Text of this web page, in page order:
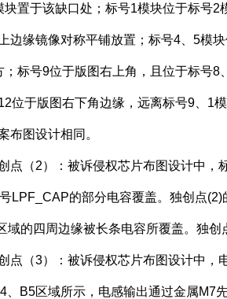
块置于该缺口处；标号1模块位于标号
边缘镜像对称平铺放置；标号4、5模
；标号9位于版图右上角，且位于标号
位于版图右下角边缘，远离标号9、1
布图设计相同。
（2）：被诉侵权芯片布图设计中，
LPF_CAP的部分电容覆盖。独创点
域的四周边缘被长条电容所覆盖。独
（3）：被诉侵权芯片布图设计中，
、B5区域所示，电感输出通过金属M7